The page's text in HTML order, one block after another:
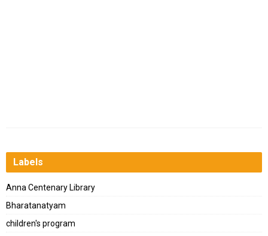
Labels
Anna Centenary Library
Bharatanatyam
children's program